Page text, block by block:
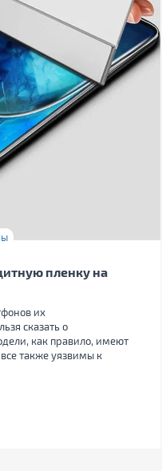
пленку на
их
сказать о
как правило, имеют
также уязвимы к